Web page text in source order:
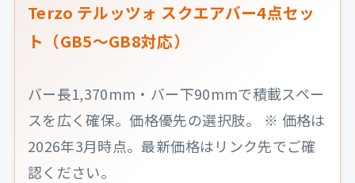
Terzo テルッツォ スクエアバー4点セッ
ト（GB5〜GB8対応）
バー長1,370mm・バー下90mmで積載スペー
スを広く確保。価格優先の選択肢。 ※ 価格は
2026年3月時点。最新価格はリンク先でご確
認ください。